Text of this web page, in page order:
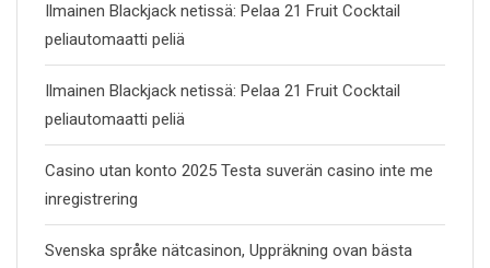
Ilmainen Blackjack netissä: Pelaa 21 Fruit Cocktail
peliautomaatti peliä
Ilmainen Blackjack netissä: Pelaa 21 Fruit Cocktail
peliautomaatti peliä
Casino utan konto 2025 Testa suverän casino inte me
inregistrering
Svenska språke nätcasinon, Uppräkning ovan bästa